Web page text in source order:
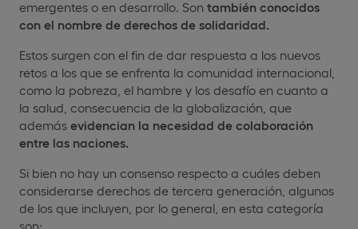
emergentes o en desarrollo. Son también conocidos
con el nombre de derechos de solidaridad.
Estos surgen con el fin de dar respuesta a los nuevos
retos a los que se enfrenta la comunidad internacional,
como la pobreza, el hambre y los desafío en cuanto a
la salud, consecuencia de la globalización, que
además evidencian la necesidad de colaboración
entre las naciones.
Si bien no hay un consenso respecto a cuáles deben
considerarse derechos de tercera generación, algunos
de los que incluyen, por lo general, en esta categoría
son: